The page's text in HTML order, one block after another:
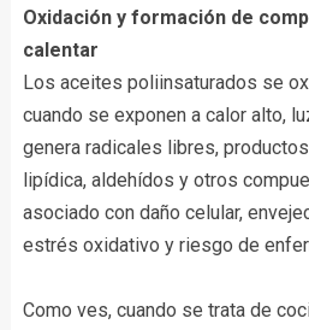
Oxidación y formación de
calentar
Los aceites poliinsaturados se
cuando se exponen a calor alto,
genera radicales libres,
lipídica, aldehídos y otros
asociado con daño celular,
estrés oxidativo y riesgo de
Como ves, cuando se trata de